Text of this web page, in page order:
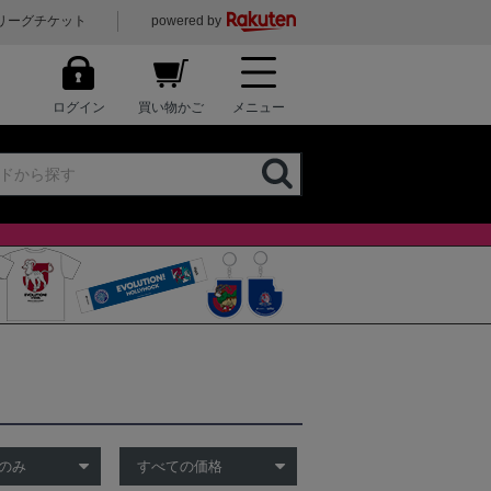
ーグチケット powered by
ログイン 買い物かご メニュー